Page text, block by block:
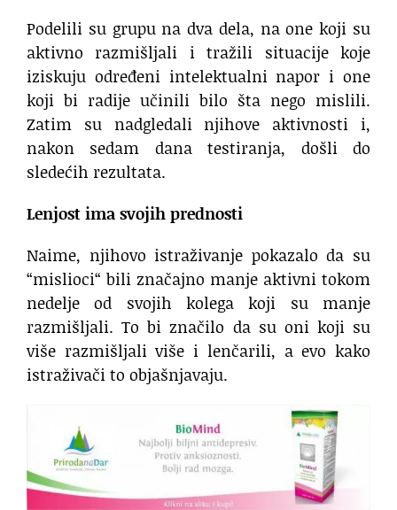
Podelili su grupu na dva dela, na one koji su
aktivno razmišljali i tražili situacije koje
iziskuju određeni intelektualni napor i one
koji bi radije učinili bilo šta nego mislili.
Zatim su nadgledali njihove aktivnosti i,
nakon sedam dana testiranja, došli do
sledećih rezultata.
Lenjost ima svojih prednosti
Naime, njihovo istraživanje pokazalo da su
“mislioci“ bili značajno manje aktivni tokom
nedelje od svojih kolega koji su manje
razmišljali. To bi značilo da su oni koji su
više razmišljali više i lenčarili, a evo kako
istraživači to objašnjavaju.